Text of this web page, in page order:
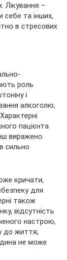
Лікування –
себе та інших,
в стресових
роль
і
алкоголю,
пацієнта
виражено.
сильно
кричати,
для
також
відсутність
настрою,
до життя,
не може